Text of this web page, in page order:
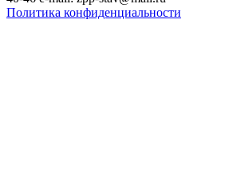
Политика конфиденциальности